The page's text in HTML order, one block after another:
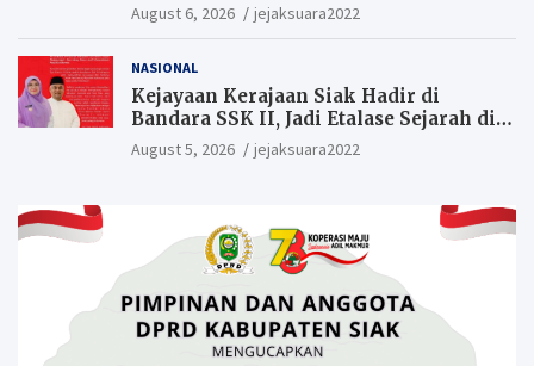
August 6, 2026 jejaksuara2022
NASIONAL
Kejayaan Kerajaan Siak Hadir di
Bandara SSK II, Jadi Etalase Sejarah di
Gerbang Riau
August 5, 2026 jejaksuara2022